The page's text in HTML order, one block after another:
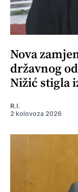
Nova
državnog
Nižić stigla
R.I.
2 kolovoza 2026